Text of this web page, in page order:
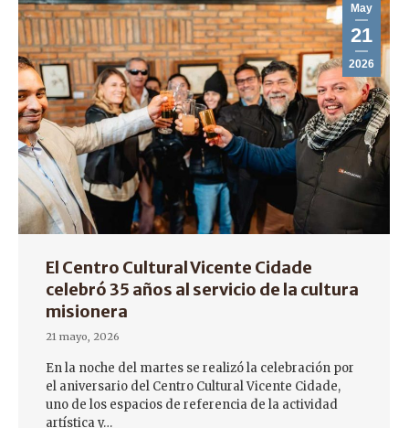
May
21
2026
El Centro Cultural Vicente Cidade
celebró 35 años al servicio de la cultura
misionera
21 mayo, 2026
En la noche del martes se realizó la celebración por
el aniversario del Centro Cultural Vicente Cidade,
uno de los espacios de referencia de la actividad
artística y…